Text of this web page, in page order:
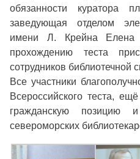
обязанности куратора
заведующая отделом
имени Л. Крейна Елена
прохождению теста
сотрудников библиотечной
Все участники
Всероссийского теста,
гражданскую позицию
североморских